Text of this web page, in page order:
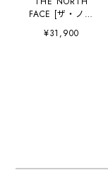
FACE [ザ・ノー
ス・フェイス正規
代理店] Shuttle
¥31,900